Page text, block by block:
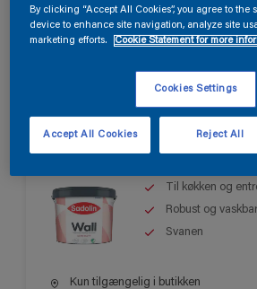
Sadolin Wall Semi Matt
Til køkken og
Robust og vaskbar
Svanen
Kun tilgængelig i butikken
By clicking “Accept All Cookies”, you agree to the
device to enhance site navigation, analyze site
marketing efforts.
Cookie Statement for more
Cookies Settings
Reject All
Accept All Cookies